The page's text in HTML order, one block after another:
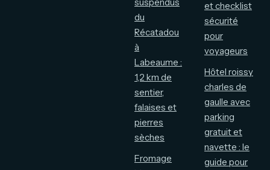
du
Récatadou
à
Labeaume :
1,2 km de
sentier,
falaises et
pierres
sèches
Fromage
et checklist
sécurité
pour
voyageurs
Hôtel roissy
charles de
gaulle avec
parking
gratuit et
navette : le
guide pour